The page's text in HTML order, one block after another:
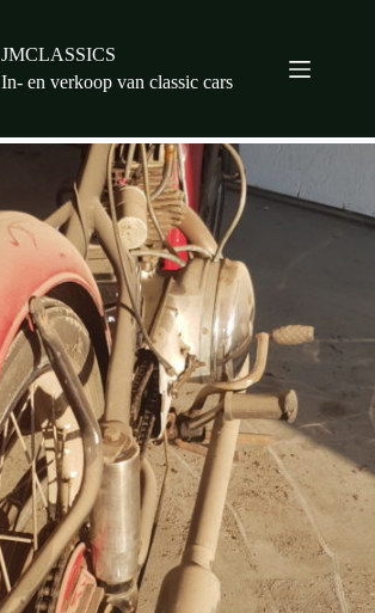
JMCLASSICS
In- en verkoop van classic cars